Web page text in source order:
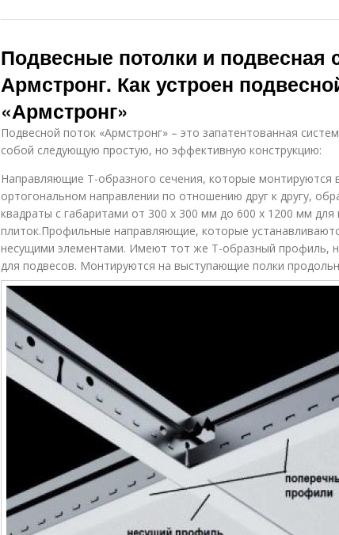
Подвесные потолки и подвесная
Армстронг. Как устроен
«Армстронг»
Подвесной поток «Армстронг» – это запатентованная
собой следующую простую, но эффективную конструкцию:
Направляющие Т-образного сечения, которые монтируются
ортогональном направлении по отношению друг к другу,
квадраты с габаритами от 300 х 300 мм до 600 х 1200 мм
плиток.Профильные направляющие, которые
несущими элементами. Имеют тот же Т-образный профиль,
для подвесов. Монтируются на выступающие полки